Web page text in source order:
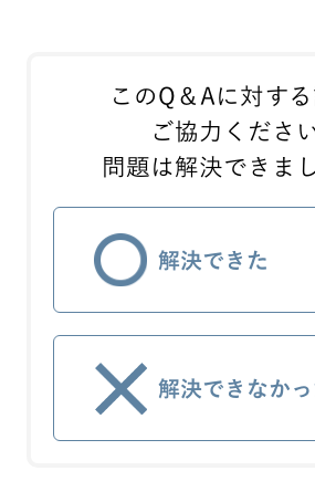
このQ＆Aに対す
ご協力ください
問題は解決できま
解決できた
解決できなかっ